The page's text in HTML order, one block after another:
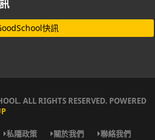
快訊
ALL RIGHTS RESERVED. POWERED
私隱政策 關於我們 聯絡我們